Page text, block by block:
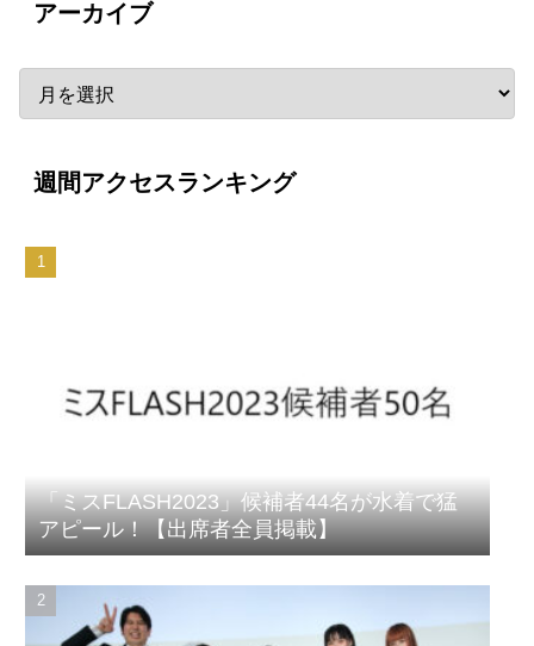
アーカイブ
週間アクセスランキング
「ミスFLASH2023」候補者44名が水着で猛
アピール！【出席者全員掲載】